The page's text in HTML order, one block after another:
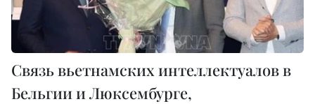
Связь вьетнамских интеллектуалов в
Бельгии и Люксембурге,